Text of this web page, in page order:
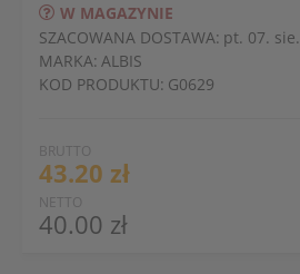
BRUTTO
43.20 zł
NETTO
40.00 zł
W MAGAZYNIE
SZACOWANA DOSTAWA: pt. 07. sie.
MARKA: ALBIS
KOD PRODUKTU: G0629